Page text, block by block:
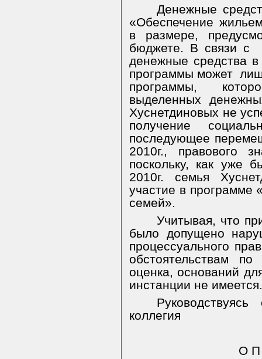
Денежные
«Обеспечение
в размере,
бюджете. В связи с
денежные средства в
программы может
программы,
выделенных
Хуснетдиновых не
получение
последующее
2010г., правового
поскольку, как уже
2010г. семья
участие в программе
семей».
Учитывая, что
было допущено
процессуального
обстоятельствам
оценка, оснований
инстанции не имеется.
коллегия
О П